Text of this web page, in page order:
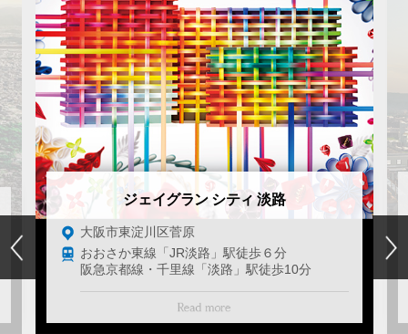
ジェイグラン シティ 淡路
大阪市東淀川区菅原
おおさか東線「JR淡路」駅徒歩６分
阪急京都線・千里線「淡路」駅徒歩10分